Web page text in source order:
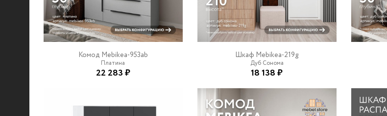
Комод Mebikea-953ab
Платина
22 283 ₽
Шкаф Mebikea-219g
Дуб Сонома
18 138 ₽